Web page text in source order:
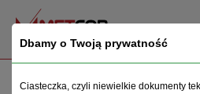
Dbamy o Twoją prywatność
Ciasteczka, czyli niewielkie dokumenty